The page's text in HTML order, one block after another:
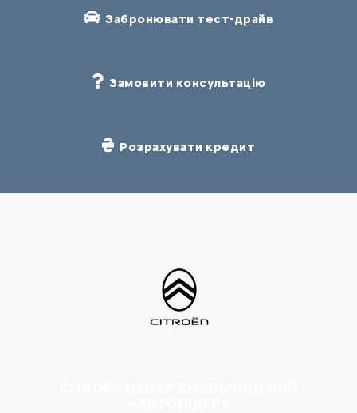
Забронювати тест-драйв
Замовити консультацію
Розрахувати кредит